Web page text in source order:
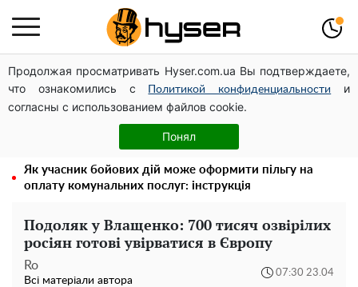
Продолжая просматривать Hyser.com.ua Вы подтверждаете,
что ознакомились с
Политикой конфиденциальности
и
согласны с использованием файлов cookie.
Понял
Новий притулок для осколків ОПЗЖ: як "Партія миру"
Новинського знову з'явилася в інформаційному полі
Павло Прудніков та його дивовижна кар'єра від актора
у російському театрі до номінанта у керівники
Федерації профспілок
Як учасник бойових дій може оформити пільгу на
оплату комунальних послуг: інструкція
Подоляк у Влащенко: 700 тисяч озвірілих
росіян готові увірватися в Європу
Ro
Всі матеріали автора
07:30 23.04